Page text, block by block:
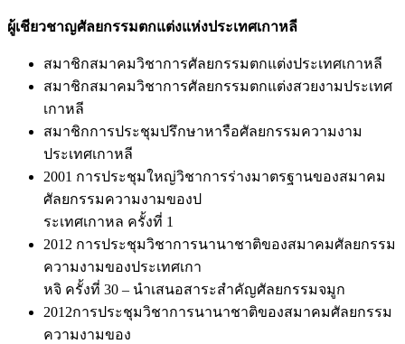
ผู้เชียวชาญศัลยกรรมตกแต่งแห่งประเทศเกาหลี
สมาชิกสมาคมวิชาการศัลยกรรมตกแต่งประเทศเกาหลี
สมาชิกสมาคมวิชาการศัลยกรรมตกแต่งสวยงามประเทศ
เกาหลี
สมาชิกการประชุมปรึกษาหารือศัลยกรรมความงาม
ประเทศเกาหลี
2001 การประชุมใหญ่วิชาการร่างมาตรฐานของสมาคม
ศัลยกรรมความงามของป
ระเทศเกาหล ครั้งที่ 1
2012 การประชุมวิชาการนานาชาติของสมาคมศัลยกรรม
ความงามของประเทศเกา
หจิ ครั้งที่ 30 – นำเสนอสาระสำคัญศัลยกรรมจมูก
2012การประชุมวิชาการนานาชาติของสมาคมศัลยกรรม
ความงามของ